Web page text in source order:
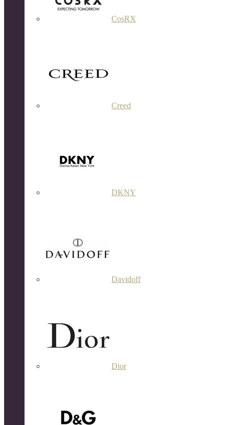
CosRX
Creed
DKNY
Davidoff
Dior